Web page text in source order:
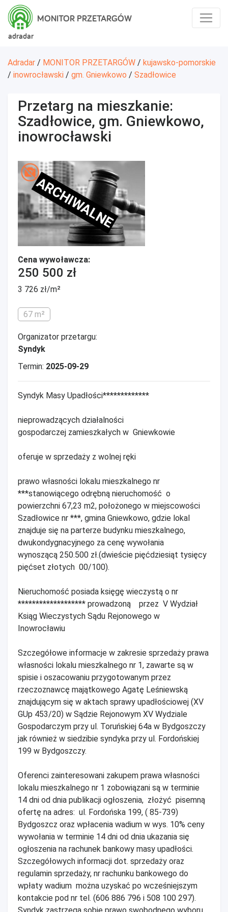
adradar
MONITOR PRZETARGÓW
Adradar / MONITOR PRZETARGÓW / kujawsko-pomorskie
/ inowrocławski / gm. Gniewkowo / Szadłowice
Przetarg na mieszkanie:
Szadłowice, gm. Gniewkowo,
inowrocławski
ARCHIWALNE
Cena wywoławcza:
250 500 zł
3 726 zł/m²
67 m²
Organizator przetargu:
Syndyk
Termin: 2025-09-29
Syndyk Masy Upadłości*************
nieprowadzących działalności
gospodarczej zamieszkałych w Gniewkowie
oferuje w sprzedaży z wolnej ręki
prawo własności lokalu mieszkalnego nr
***stanowiącego odrębną nieruchomość o
powierzchni 67,23 m2, położonego w miejscowości
Szadłowice nr ***, gmina Gniewkowo, gdzie lokal
znajduje się na parterze budynku mieszkalnego,
dwukondygnacyjnego za cenę wywołania
wynoszącą 250.500 zł.(dwieście pięćdziesiąt tysięcy
pięćset złotych 00/100).
Nieruchomość posiada księgę wieczystą o nr
******************* prowadzoną przez V Wydział
Ksiąg Wieczystych Sądu Rejonowego w
Inowrocławiu
Szczegółowe informacje w zakresie sprzedaży prawa
własności lokalu mieszkalnego nr 1, zawarte są w
spisie i oszacowaniu przygotowanym przez
rzeczoznawcę majątkowego Agatę Leśniewską
znajdującym się w aktach sprawy upadłościowej (XV
GUp 453/20) w Sądzie Rejonowym XV Wydziale
Gospodarczym przy ul. Toruńskiej 64a w Bydgoszczy
jak również w siedzibie syndyka przy ul. Fordońskiej
199 w Bydgoszczy.
Oferenci zainteresowani zakupem prawa własności
lokalu mieszkalnego nr 1 zobowiązani są w terminie
14 dni od dnia publikacji ogłoszenia, złożyć pisemną
ofertę na adres: ul. Fordońska 199, ( 85-739)
Bydgoszcz oraz wpłacenia wadium w wys. 10% ceny
wywołania w terminie 14 dni od dnia ukazania się
ogłoszenia na rachunek bankowy masy upadłości.
Szczegółowych informacji dot. sprzedaży oraz
regulamin sprzedaży, nr rachunku bankowego do
wpłaty wadium można uzyskać po wcześniejszym
kontakcie pod nr tel. (606 886 796 i 508 100 297).
Syndyk zastrzega sobie prawo swobodnego wyboru